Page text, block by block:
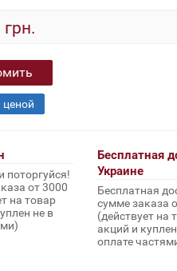
ценой
поторгуйся!
от 3000
на товар
не в
Бесплатная
Украине
Бесплатная
сумме заказа
(действует на
акций и
оплате